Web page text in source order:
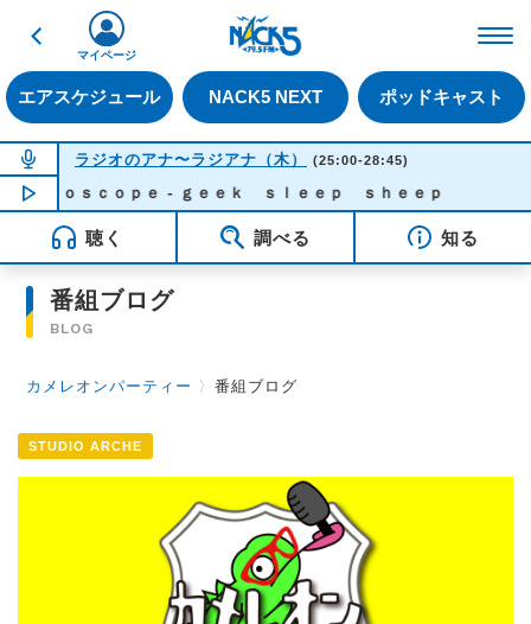
戻る
エアスケジュール NACK5 NEXT ポッドキャスト
マイページ
NOW ON AIR
ラジオのアナ〜ラジアナ（木） (25:00-28:45)
NOW PLAYING 04:10
ｉｄｏｓｃｏｐｅ - ｇｅｅｋ ｓｌｅｅｐ ｓｈｅｅｐ
聴く 調べる 知る
番組ブログ
BLOG
カメレオンパーティー 〉番組ブログ
STUDIO ARCHE